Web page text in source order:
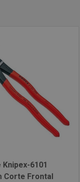
6101
Corte Frontal